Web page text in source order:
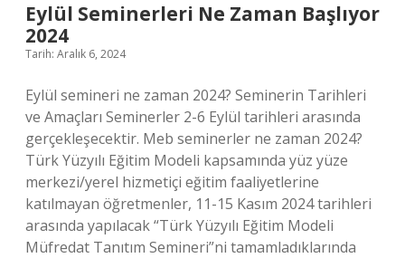
Eylül Seminerleri Ne Zaman Başlıyor
2024
Tarih: Aralık 6, 2024
Eylül semineri ne zaman 2024? Seminerin Tarihleri ​​
ve Amaçları Seminerler 2-6 Eylül tarihleri ​​arasında
gerçekleşecektir. Meb seminerler ne zaman 2024?
Türk Yüzyılı Eğitim Modeli kapsamında yüz yüze
merkezi/yerel hizmetiçi eğitim faaliyetlerine
katılmayan öğretmenler, 11-15 Kasım 2024 tarihleri ​​
arasında yapılacak “Türk Yüzyılı Eğitim Modeli
Müfredat Tanıtım Semineri”ni tamamladıklarında